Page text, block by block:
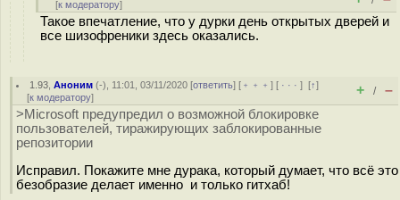
[к модератору]
Такое впечатление, что у дурки день открытых дверей и
все шизофреники здесь оказались.
1.93 ,Аноним (-), 11:01, 03/11/2020 [ответить] [ ﹢﹢﹢] [ · · ·][↑]
[к модератору] + / –
>Microsoft предупредил о возможной блокировке
пользователей, тиражирующих заблокированные
репозитории
Исправил. Покажите мне дурака, который думает, что всё это
безобразие делает именно и только гитхаб!